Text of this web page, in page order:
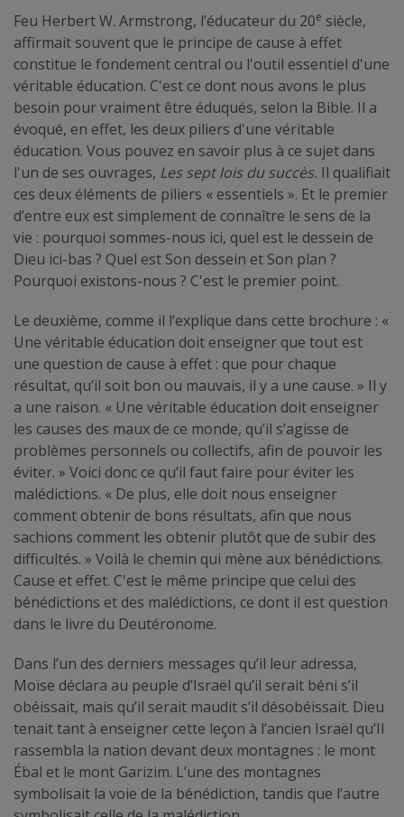
Feu Herbert W. Armstrong, l’éducateur du 20e siècle,
affirmait souvent que le principe de cause à effet
constitue le fondement central ou l'outil essentiel d'une
véritable éducation. C'est ce dont nous avons le plus
besoin pour vraiment être éduqués, selon la Bible. Il a
évoqué, en effet, les deux piliers d'une véritable
éducation. Vous pouvez en savoir plus à ce sujet dans
l'un de ses ouvrages, Les sept lois du succès. Il qualifiait
ces deux éléments de piliers « essentiels ». Et le premier
d’entre eux est simplement de connaître le sens de la
vie : pourquoi sommes-nous ici, quel est le dessein de
Dieu ici-bas ? Quel est Son dessein et Son plan ?
Pourquoi existons-nous ? C'est le premier point.
Le deuxième, comme il l’explique dans cette brochure : «
Une véritable éducation doit enseigner que tout est
une question de cause à effet : que pour chaque
résultat, qu’il soit bon ou mauvais, il y a une cause. » Il y
a une raison. « Une véritable éducation doit enseigner
les causes des maux de ce monde, qu’il s’agisse de
problèmes personnels ou collectifs, afin de pouvoir les
éviter. » Voici donc ce qu’il faut faire pour éviter les
malédictions. « De plus, elle doit nous enseigner
comment obtenir de bons résultats, afin que nous
sachions comment les obtenir plutôt que de subir des
difficultés. » Voilà le chemin qui mène aux bénédictions.
Cause et effet. C'est le même principe que celui des
bénédictions et des malédictions, ce dont il est question
dans le livre du Deutéronome.
Dans l’un des derniers messages qu’il leur adressa,
Moïse déclara au peuple d’Israël qu’il serait béni s’il
obéissait, mais qu’il serait maudit s’il désobéissait. Dieu
tenait tant à enseigner cette leçon à l’ancien Israël qu’Il
rassembla la nation devant deux montagnes : le mont
Ébal et le mont Garizim. L’une des montagnes
symbolisait la voie de la bénédiction, tandis que l’autre